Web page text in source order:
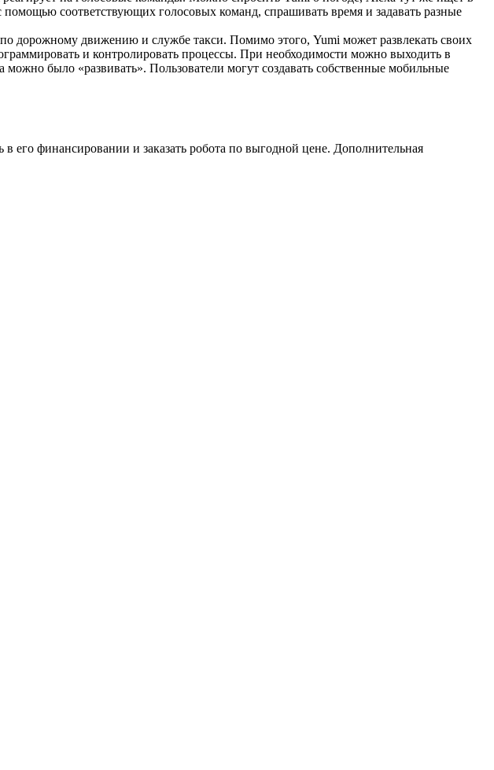
соответствующих голосовых команд, спрашивать время и задавать разные
движению и службе такси. Помимо этого, Yumi может развлекать своих
и контролировать процессы. При необходимости можно выходить в
было «развивать». Пользователи могут создавать собственные мобильные
его финансировании и заказать робота по выгодной цене. Дополнительная